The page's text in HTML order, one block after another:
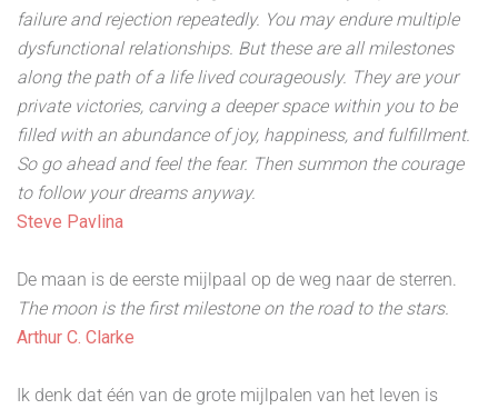
failure and rejection repeatedly. You may endure multiple
dysfunctional relationships. But these are all milestones
along the path of a life lived courageously. They are your
private victories, carving a deeper space within you to be
filled with an abundance of joy, happiness, and fulfillment.
So go ahead and feel the fear. Then summon the courage
to follow your dreams anyway.
Steve Pavlina
De maan is de eerste mijlpaal op de weg naar de sterren.
The moon is the first milestone on the road to the stars.
Arthur C. Clarke
Ik denk dat één van de grote mijlpalen van het leven is